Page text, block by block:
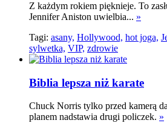
Z każdym rokiem pięknieje. To
Jennifer Aniston uwielbia... »
Tagi: asany, Hollywood, hot joga,
sylwetka, VIP, zdrowie
Biblia lepsza niż karate
Chuck Norris tylko przed kamerą
planem nadstawia drugi policzek. »